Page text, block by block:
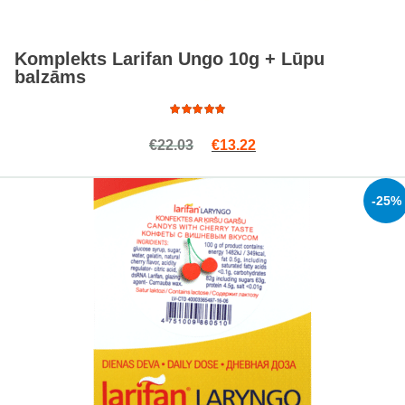
Komplekts Larifan Ungo 10g + Lūpu
balzāms
5.00
out
€22.03 Original price was: €22.03.
€13.22
-25%